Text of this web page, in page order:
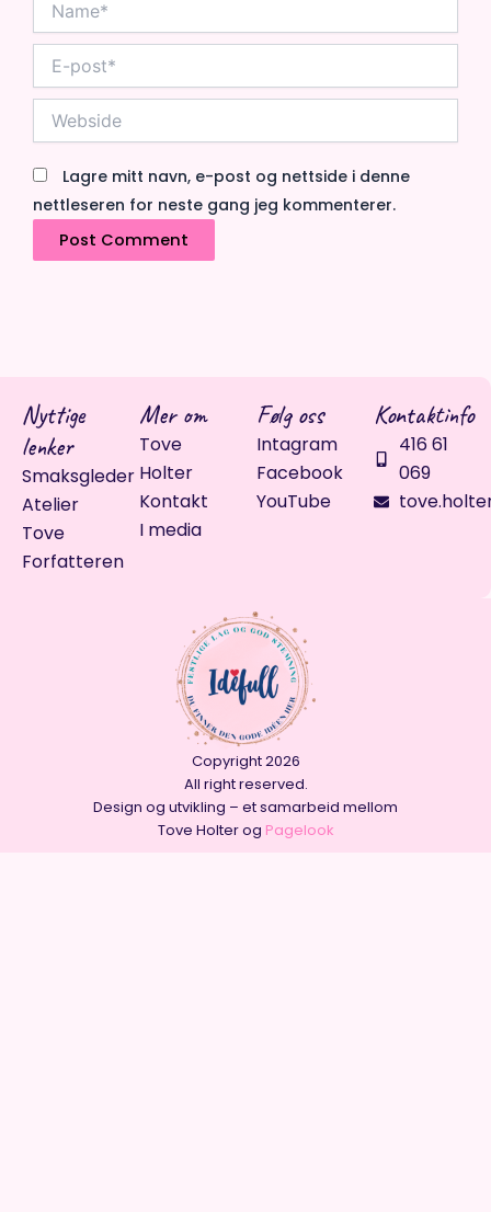
post*
Lagre mitt navn, e-post og nettside i denne
nettleseren for neste gang jeg kommenterer.
Copyright 2026
All right reserved.
Design og utvikling – et samarbeid mellom
Tove Holter og Pagelook
Nyttige
lenker
Smaksgleder
Atelier
Tove
Forfatteren
Mer om
Tove
Holter
Kontakt
I media
Følg oss
Intagram
Facebook
YouTube
Kontaktinfo
416 61
069